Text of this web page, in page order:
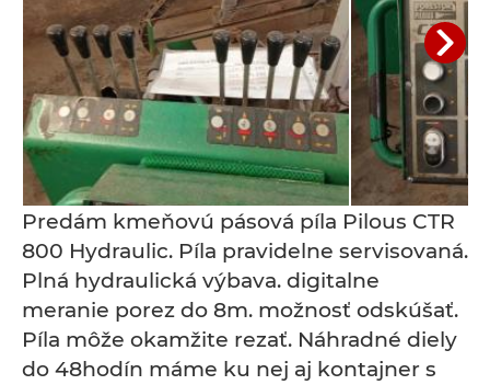
Predám kmeňovú pásová píla Pilous CTR
800 Hydraulic. Píla pravidelne servisovaná.
Plná hydraulická výbava. digitalne
meranie porez do 8m. možnosť odskúšať.
Píla môže okamžite rezať. Náhradné diely
do 48hodín máme ku nej aj kontajner s